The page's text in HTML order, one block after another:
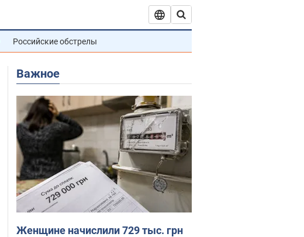
Российские обстрелы
Важное
Женщине начислили 729 тыс. грн